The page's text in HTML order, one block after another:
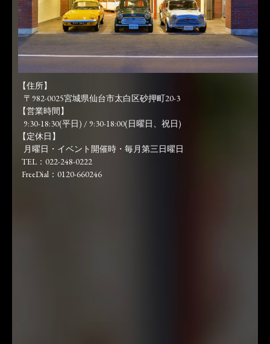
【住所】
〒982-0025宮城県仙台市太白区砂押町20-3
【営業時間】
9:30-18:30(平日) / 9:30-18:00(日曜日、祝日)
【定休日】
月曜日・イベント開催時・毎月第三日曜日
TEL：022-248-0222
FreeDial：0120-660246